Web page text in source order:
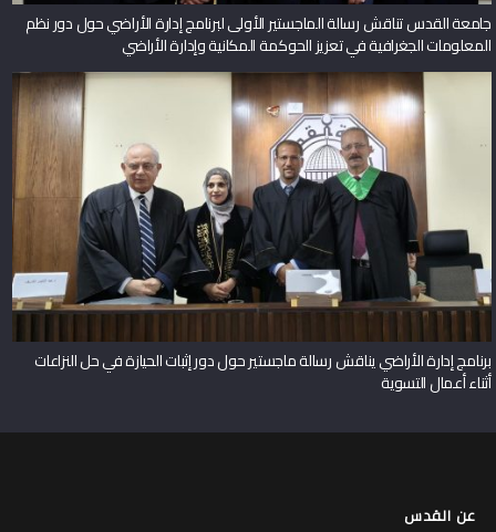
جامعة القدس تناقش رسالة الماجستير الأولى لبرنامج إدارة الأراضي حول دور نظم
المعلومات الجغرافية في تعزيز الحوكمة المكانية وإدارة الأراضي
برنامج إدارة الأراضي يناقش رسالة ماجستير حول دور إثبات الحيازة في حل النزاعات
أثناء أعمال التسوية
عن القدس